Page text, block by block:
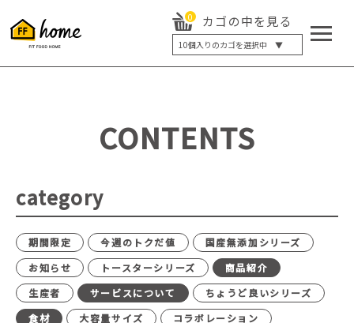
0 カゴの中を見る
10個入りのカゴを選択中 ▼
5個入り
20個入り
最大12%OFF
CONTENTS
category
期間限定 今週のトクだ値
国産無添加シリーズ
お知らせ
トースターシリーズ
商品紹介
生産者
サービスについて
ちょうど良いシリーズ
食材
大容量サイズ
コラボレーション